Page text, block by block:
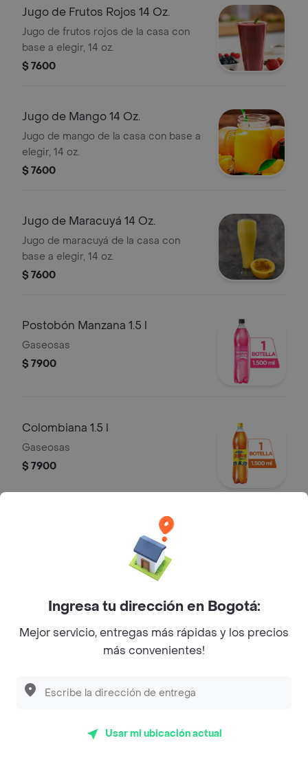
Jugo de Frutos Rojos 14 Oz.
Jugo de frutos rojos de la casa con
base a elegir, 14 oz.
$ 7600
Jugo de Mango 14 Oz.
Jugo de mango de la casa con base a
elegir, 14 oz.
$ 7600
Jugo de Maracuyá 14 Oz.
Jugo de maracuyá de la casa con
base a elegir, 14 oz.
$ 7600
Postobón Manzana 1.5 l
Gaseosas
$ 7900
Colombiana 1.5 l
Gaseosas
$ 7900
Limonada de Yerbabuena 14 Oz
Limonada de yerbabuena en agua, 14
$ 10.000
Ingresa tu dirección en Bogotá:
Mejor servicio, entregas más rápidas y los precios
más convenientes!
Usar mi ubicación actual